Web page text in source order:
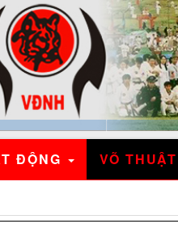
ĐỘNG VÕ THUẬT